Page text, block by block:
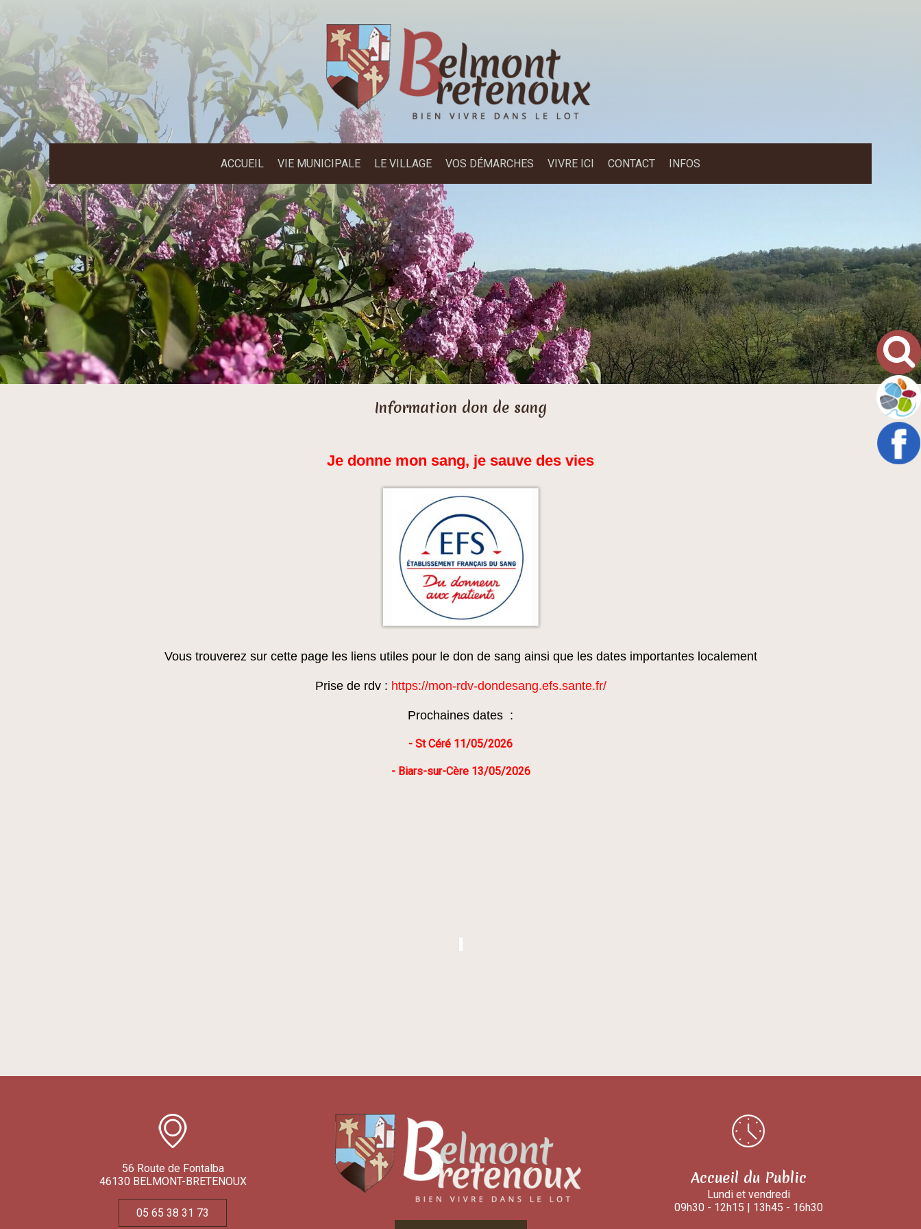
ACCUEIL VIE MUNICIPALE LE VILLAGE VOS DÉMARCHES VIVRE ICI CONTACT INFOS
Information don de sang
Je donne mon sang, je sauve des vies
Vous trouverez sur cette page les liens utiles pour le don de sang ainsi que les dates importantes localement
Prise de rdv : https://mon-rdv-dondesang.efs.sante.fr/
Prochaines dates :
- St Céré 11/05/2026
- Biars-sur-Cère 13/05/2026
56 Route de Fontalba
46130 BELMONT-BRETENOUX
05 65 38 31 73
Accueil du Public
Lundi et vendredi
09h30 - 12h15 | 13h45 - 16h30